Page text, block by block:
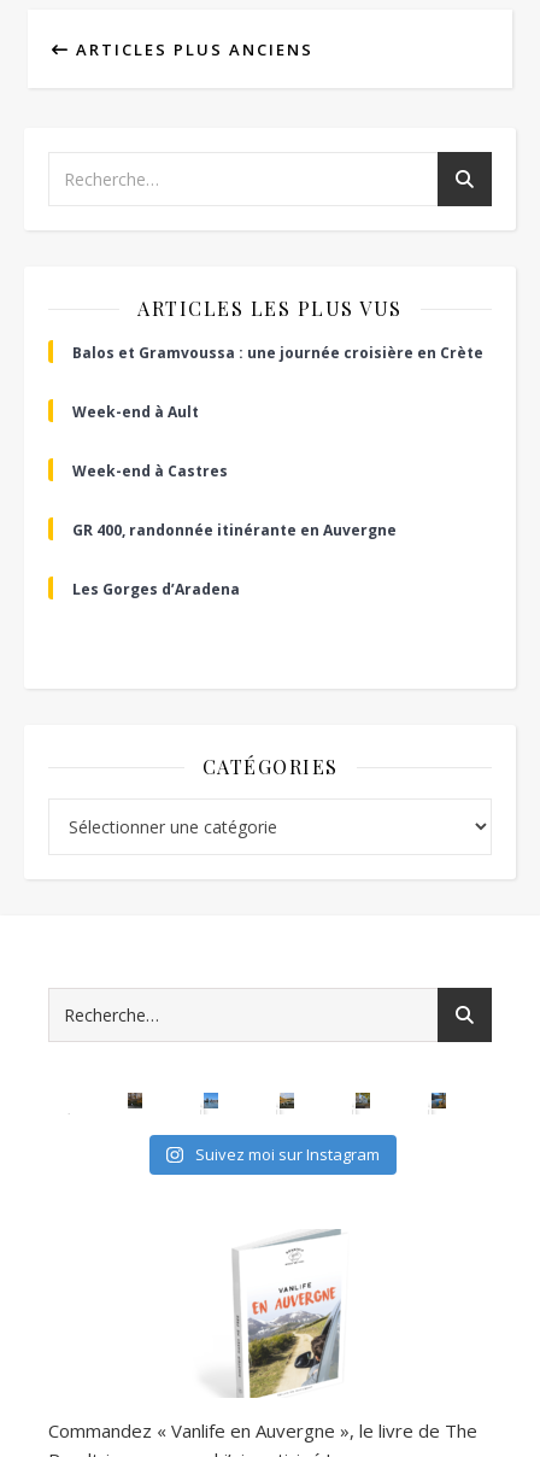
ARTICLES PLUS ANCIENS
ARTICLES LES PLUS VUS
Balos et Gramvoussa : une journée croisière en Crète
Week-end à Ault
Week-end à Castres
GR 400, randonnée itinérante en Auvergne
Les Gorges d’Aradena
CATÉGORIES
Suivez moi sur Instagram
Commandez « Vanlife en Auvergne », le livre de The